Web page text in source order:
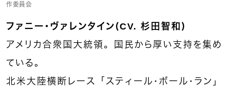
作委員会
ファニー・ヴァレンタイン（CV. 杉田智和）
アメリカ合衆国大統領。国民から厚い支持を集め
ている。
北米大陸横断レース「スティール・ボール・ラン」